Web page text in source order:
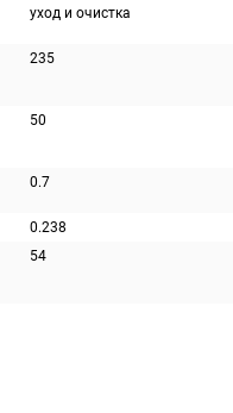
уход и очистка
235
50
0.7
0.238
54